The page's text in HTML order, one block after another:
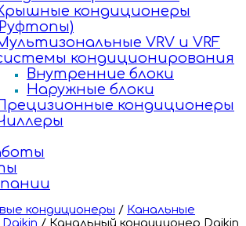
кондиционеры
VRV и VRF
кондиционирования
Внутренние блоки
Наружные блоки
кондиционеры
кондиционеры / Канальные
Daikin / Канальный кондиционер Daikin